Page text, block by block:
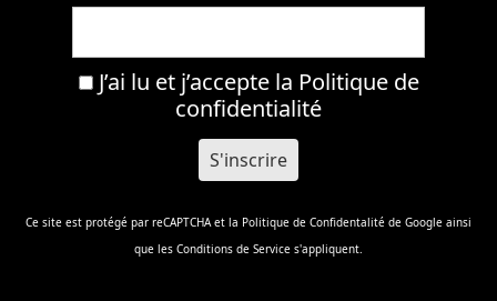
J’ai lu et j’accepte la Politique de
confidentialité
Ce site est protégé par reCAPTCHA et la Politique de Confidentalité de Google ainsi
que les Conditions de Service s'appliquent.